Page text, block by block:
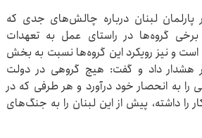
پارلمان لبنان درباره چالش‌های جدی که
گروه‌ها در راستای عمل به تعهدات
است و نیز رویکرد این گروه‌ها نسبت به بخش
هشدار داد و گفت: هیچ گروهی در دولت
را به انحصار خود درآورد و هر طرفی که در
را داشته، پیش از این لبنان را به جنگ‌های